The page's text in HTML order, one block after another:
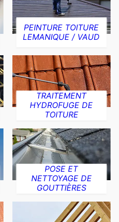
PEINTURE TOITURE
LEMANIQUE / VAUD
TRAITEMENT
HYDROFUGE DE
TOITURE
POSE ET
NETTOYAGE DE
GOUTTIÈRES